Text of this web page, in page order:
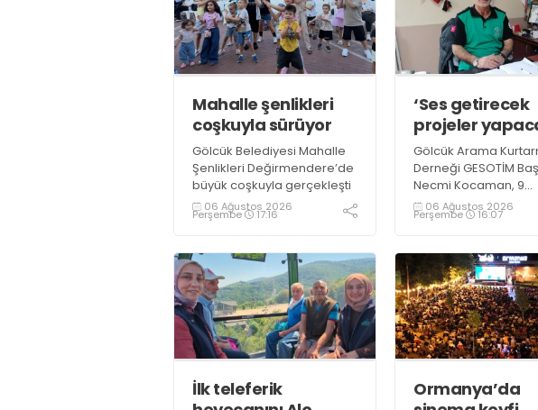
Mahalle şenlikleri
coşkuyla sürüyor
Gölcük Belediyesi Mahalle
Şenlikleri Değirmendere’de
büyük coşkuyla gerçekleşti
06 Ağustos 2026
Perşembe 17:16
‘Ses getirecek
projeler
Gölcük Arama
Derneği GESOTİM
Necmi Kocaman, 9
Ağustos’ta
sınavın ardından 4.
tamamlayacaklarını
ederek
bulundu. Kocaman,
“Gölcük’te ve Kocaeli
genelinde ses
projelerimizi tek tek
geçireceğiz” dedi
06 Ağustos 2026
Perşembe 16:07
İlk teleferik
Ormanya’da